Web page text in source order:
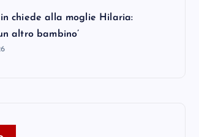
chiede alla moglie Hilaria:
altro bambino’